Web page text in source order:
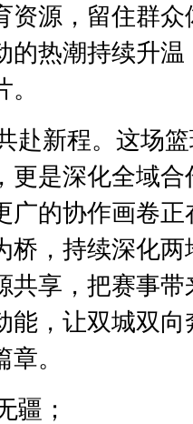
资源，留住群
的热潮持续升
赴新程。这场
更是深化全域
广的协作画卷
桥，持续深化
共享，把赛事
能，让双城双
。
疆；